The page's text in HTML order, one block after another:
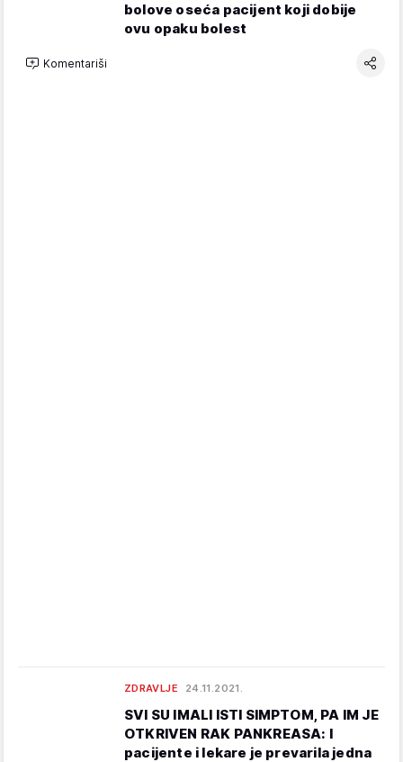
bolove oseća pacijent koji dobije
ovu opaku bolest
Komentariši
ZDRAVLJE 24.11.2021.
SVI SU IMALI ISTI SIMPTOM, PA IM JE
OTKRIVEN RAK PANKREASA: I
pacijente i lekare je prevarila jedna